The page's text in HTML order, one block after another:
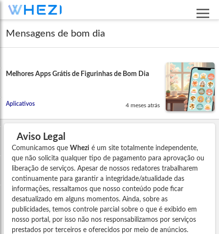
Mensagens de bom dia
Melhores Apps Grátis de Figurinhas de Bom Dia
Aplicativos 4 meses atrás
Aviso Legal
Comunicamos que Whezi é um site totalmente independente,
que não solicita qualquer tipo de pagamento para aprovação ou
liberação de serviços. Apesar de nossos redatores trabalharem
continuamente para garantir a integridade/atualidade das
informações, ressaltamos que nosso conteúdo pode ficar
desatualizado em alguns momentos. Ainda, sobre as
publicidades, temos controle parcial sobre o que é exibido em
nosso portal, por isso não nos responsabilizamos por serviços
prestados por terceiros e oferecidos por meio de anúncios.